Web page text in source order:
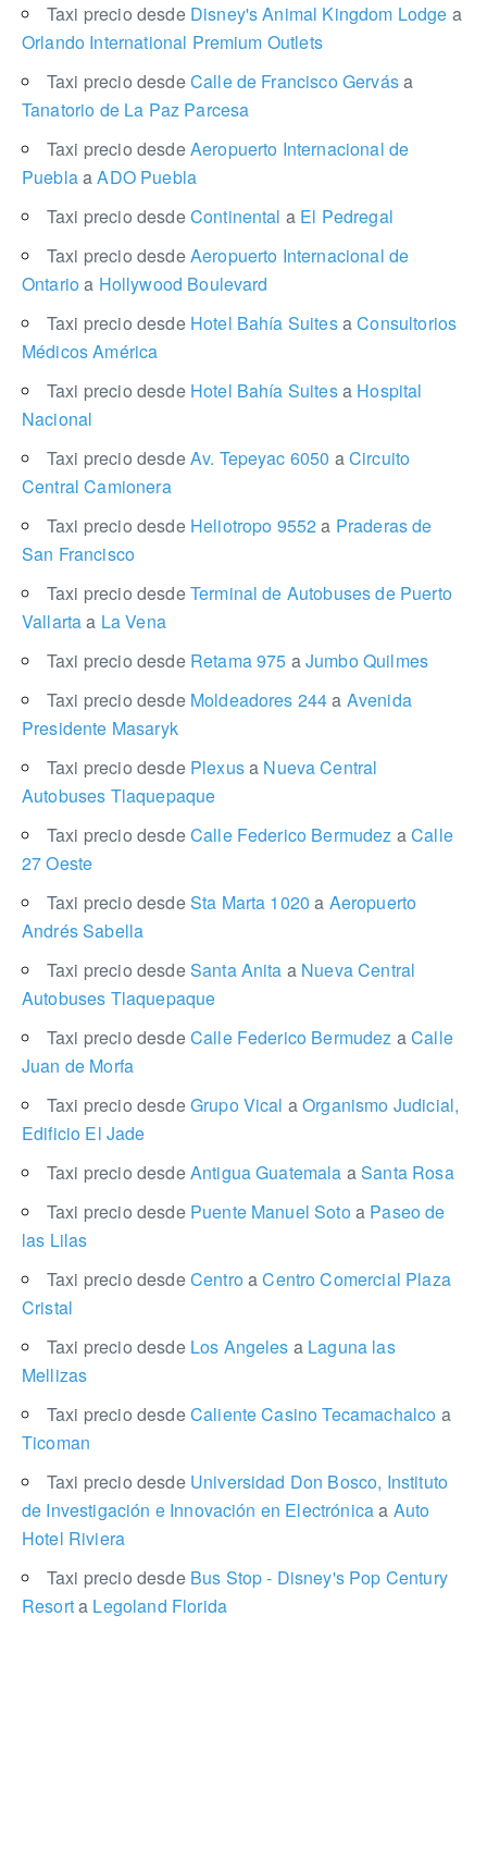
Taxi precio desde Disney's Animal Kingdom Lodge a
Orlando International Premium Outlets
Taxi precio desdeCalle de Francisco Gervása
Tanatorio de La Paz Parcesa
Taxi precio desdeAeropuerto Internacional de
PueblaaADO Puebla
Taxi precio desdeContinental aEl Pedregal
Taxi precio desdeAeropuerto Internacional de
Ontarioa Hollywood Boulevard
Taxi precio desde Hotel Bahía SuitesaConsultorios
Médicos América
Taxi precio desde Hotel Bahía Suitesa Hospital
Nacional
Taxi precio desdeAv. Tepeyac 6050 aCircuito
Central Camionera
Taxi precio desde Heliotropo 9552a Praderas de
San Francisco
Taxi precio desdeTerminal de Autobuses de Puerto
Vallartaa La Vena
Taxi precio desde Retama 975 aJumbo Quilmes
Taxi precio desde Moldeadores 244a Avenida
Presidente Masaryk
Taxi precio desde Plexusa Nueva Central
Autobuses Tlaquepaque
Taxi precio desdeCalle Federico Bermudez aCalle
27 Oeste
Taxi precio desdeSta Marta 1020a Aeropuerto
Andrés Sabella
Taxi precio desdeSanta Anita aNueva Central
Autobuses Tlaquepaque
Taxi precio desdeCalle Federico Bermudez aCalle
Juan de Morfa
Taxi precio desdeGrupo Vical aOrganismo Judicial,
Edificio El Jade
Taxi precio desdeAntigua Guatemala aSanta Rosa
Taxi precio desde Puente Manuel Sotoa Paseo de
las Lilas
Taxi precio desdeCentroaCentro Comercial Plaza
Cristal
Taxi precio desde Los Angeles aLaguna las
Mellizas
Taxi precio desdeCaliente Casino Tecamachalco a
Ticoman
Taxi precio desde Universidad Don Bosco, Instituto
de Investigación e Innovación en Electrónicaa Auto
Hotel Riviera
Taxi precio desde Bus Stop - Disney's Pop Century
Resorta Legoland Florida